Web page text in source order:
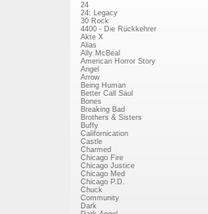
24
24: Legacy
30 Rock
4400 - Die Rückkehrer
Akte X
Alias
Ally McBeal
American Horror Story
Angel
Arrow
Being Human
Better Call Saul
Bones
Breaking Bad
Brothers & Sisters
Buffy
Californication
Castle
Charmed
Chicago Fire
Chicago Justice
Chicago Med
Chicago P.D.
Chuck
Community
Dark